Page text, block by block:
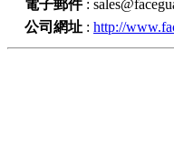
電子郵件:
公司網址 : http://